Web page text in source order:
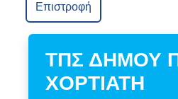
Επιστροφή
ΤΠΣ ΔΗΜΟΥ
ΧΟΡΤΙΑΤΗ